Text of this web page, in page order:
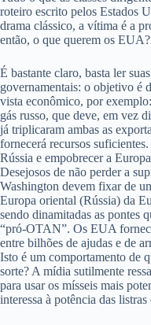
roteiro escrito pelos Estados
drama clássico, a vítima é a
então, o que querem os EUA?
É bastante claro, basta ler
governamentais: o objetivo é
vista econômico, por
gás russo, que deve, em vez
já triplicaram ambas as
fornecerá recursos
Rússia e empobrecer a
Desejosos de não perder a
Washington devem fixar de
Europa oriental (Rússia) da
sendo dinamitadas as pontes
“pró-OTAN”. Os EUA
entre bilhões de ajudas e de
Isto é um comportamento de
sorte? A mídia sutilmente
para usar os mísseis mais
interessa à potência das